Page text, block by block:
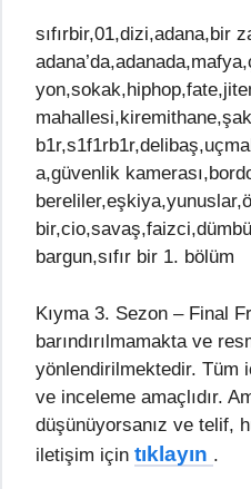
sıfırbir,01,dizi,adana,bir
a,güvenlik
bargun,sıfır bir 1. bölüm
Kıyma 3. Sezon – Final
barındırılmamakta ve
yönlendirilmektedir. Tüm
ve inceleme amaçlıdır.
düşünüyorsanız ve telif,
iletişim için tıklayın .